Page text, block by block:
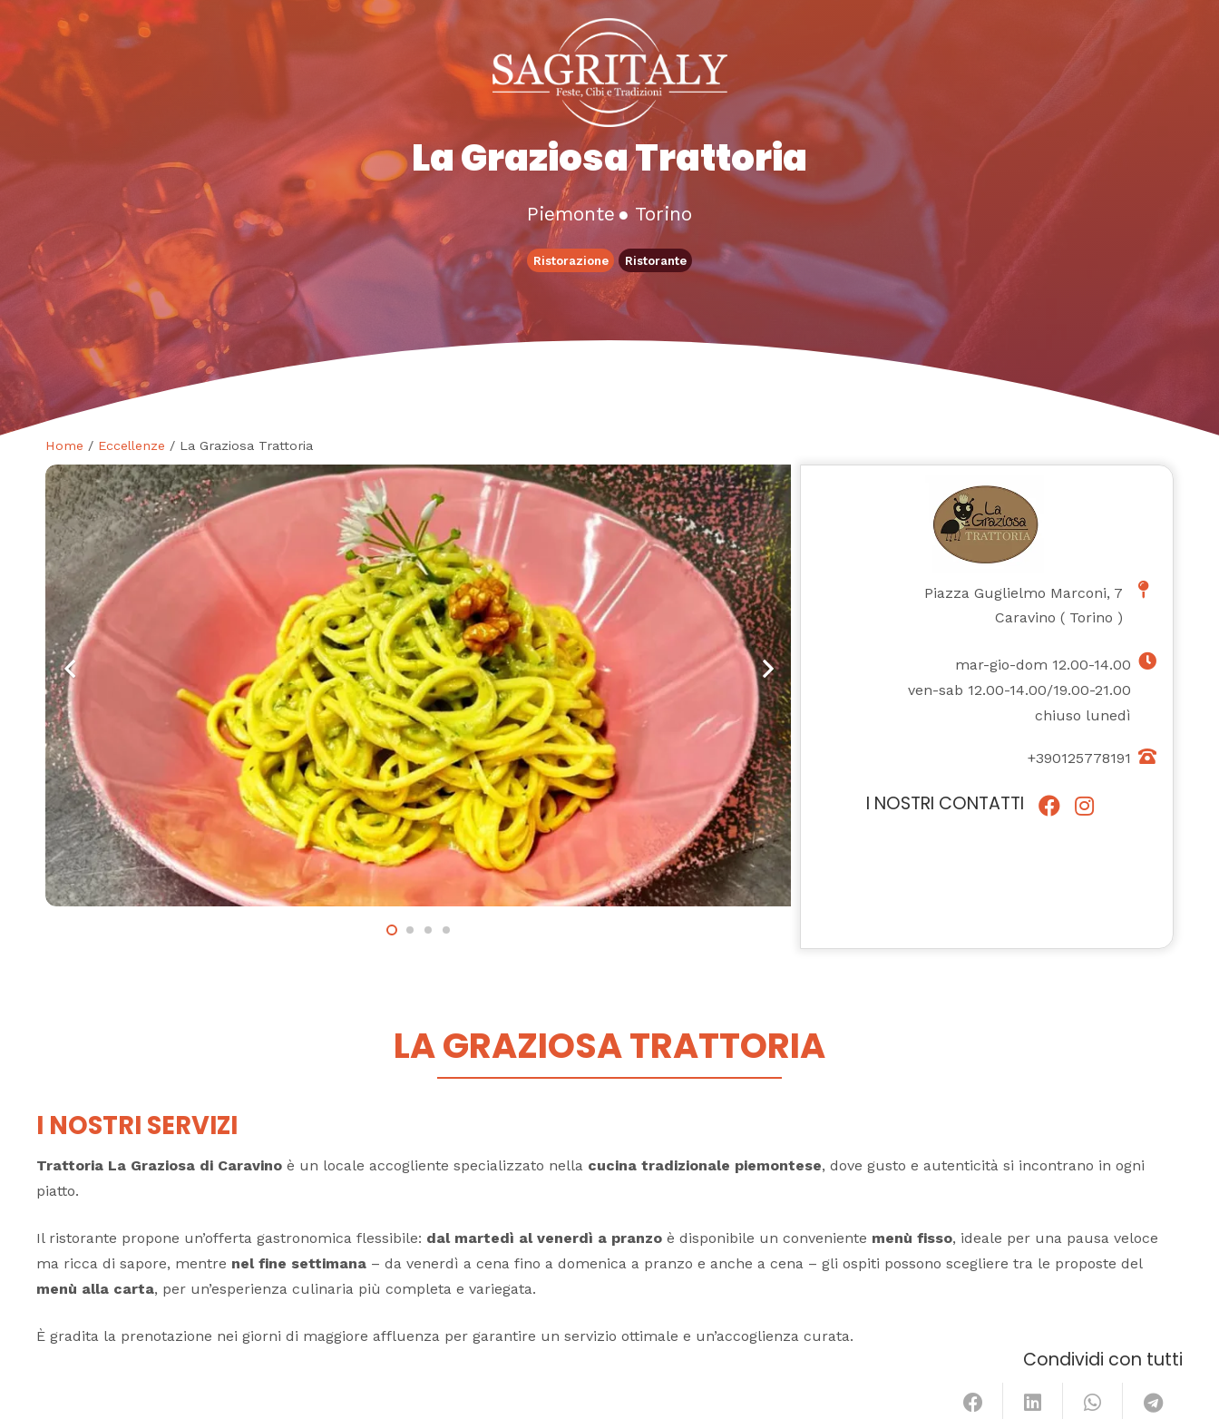
La Graziosa Trattoria
Piemonte● Torino
Ristorazione Ristorante
Home / Eccellenze / La Graziosa Trattoria
Piazza Guglielmo Marconi, 7
Caravino ( Torino )
mar-gio-dom 12.00-14.00
ven-sab 12.00-14.00/19.00-21.00
chiuso lunedì
+390125778191
I NOSTRI CONTATTI
LA GRAZIOSA TRATTORIA
I NOSTRI SERVIZI
Trattoria La Graziosa di Caravino è un locale accogliente specializzato nella cucina tradizionale piemontese, dove gusto e autenticità si incontrano in ogni
piatto.
Il ristorante propone un’offerta gastronomica flessibile: dal martedì al venerdì a pranzo è disponibile un conveniente menù fisso, ideale per una pausa veloce
ma ricca di sapore, mentre nel fine settimana – da venerdì a cena fino a domenica a pranzo e anche a cena – gli ospiti possono scegliere tra le proposte del
menù alla carta, per un’esperienza culinaria più completa e variegata.
È gradita la prenotazione nei giorni di maggiore affluenza per garantire un servizio ottimale e un’accoglienza curata.
Condividi con tutti